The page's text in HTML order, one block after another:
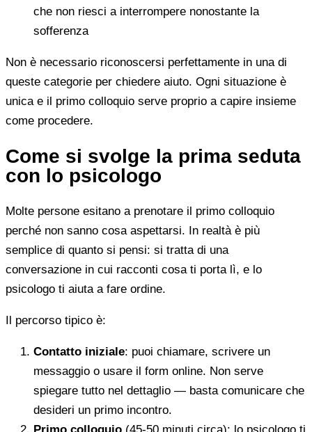
che non riesci a interrompere nonostante la
sofferenza
Non è necessario riconoscersi perfettamente in una di
queste categorie per chiedere aiuto. Ogni situazione è
unica e il primo colloquio serve proprio a capire insieme
come procedere.
Come si svolge la prima seduta
con lo psicologo
Molte persone esitano a prenotare il primo colloquio
perché non sanno cosa aspettarsi. In realtà è più
semplice di quanto si pensi: si tratta di una
conversazione in cui racconti cosa ti porta lì, e lo
psicologo ti aiuta a fare ordine.
Il percorso tipico è:
Contatto iniziale: puoi chiamare, scrivere un
messaggio o usare il form online. Non serve
spiegare tutto nel dettaglio — basta comunicare che
desideri un primo incontro.